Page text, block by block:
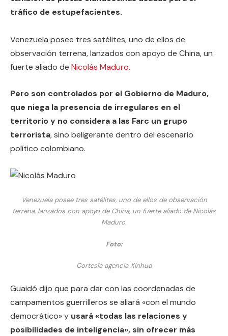
tráfico de estupefacientes.
Venezuela posee tres satélites, uno de ellos de
observación terrena, lanzados con apoyo de China, un
fuerte aliado de Nicolás Maduro.
Pero son controlados por el Gobierno de Maduro,
que niega la presencia de irregulares en el
territorio y no considera a las Farc un grupo
terrorista, sino beligerante dentro del escenario
político colombiano.
Venezuela posee tres satélites, uno de ellos de observación
terrena, lanzados con apoyo de China, un fuerte aliado de Nicolás
Maduro.
Foto:
Cortesía agencia Xinhua
Guaidó dijo que para dar con las coordenadas de
campamentos guerrilleros se aliará «con el mundo
democrático» y usará «todas las relaciones y
posibilidades de inteligencia», sin ofrecer más